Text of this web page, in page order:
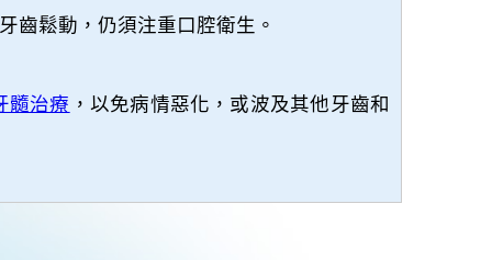
齒鬆動，仍須注重口腔衛生。
髓治療 ，以免病情惡化，或波及其他牙齒和